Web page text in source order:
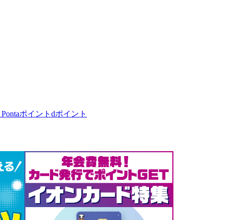
Pontaポイント dポイント